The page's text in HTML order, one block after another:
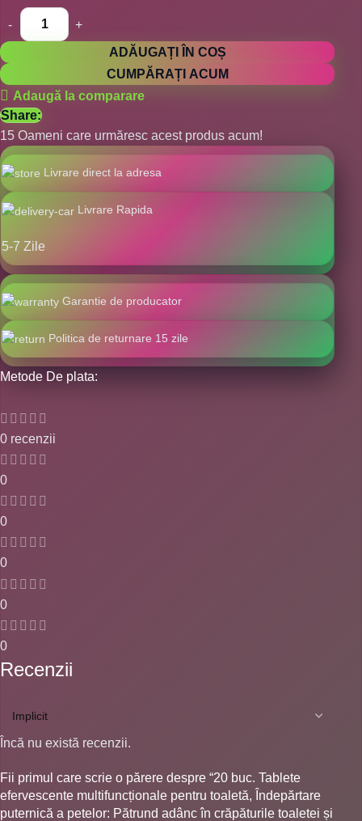
ADĂUGAȚI ÎN COȘ
CUMPĂRAȚI ACUM
Adaugă la comparare
Share:
15 Oameni care urmăresc acest produs acum!
Livrare direct la adresa
Livrare Rapida
5-7 Zile
Garantie de producator
Politica de returnare 15 zile
Metode De plata:
0 recenzii
0
0
0
0
0
Recenzii
Încă nu există recenzii.
Fii primul care scrie o părere despre “20 buc. Tablete
efervescente multifuncționale pentru toaletă, Îndepărtare
puternică a petelor: Pătrund adânc în crăpăturile toaletei și